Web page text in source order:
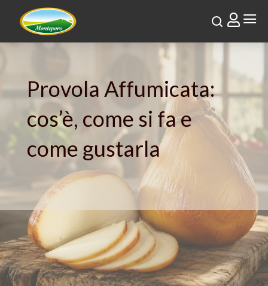
a
Provola Affumicata:
cos’è, come si fa e
come gustarla